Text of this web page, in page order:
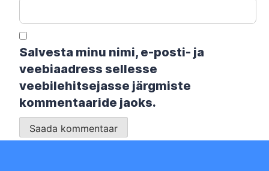
Salvesta minu nimi, e-posti- ja
veebiaadress sellesse
veebilehitsejasse järgmiste
kommentaaride jaoks.